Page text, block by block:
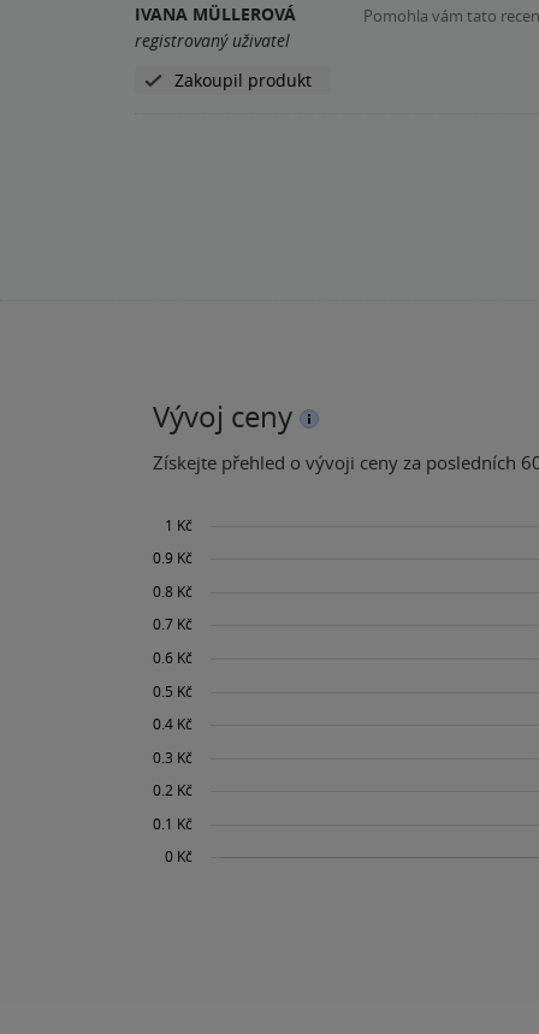
IVANA MÜLLEROVÁ
registrovaný uživatel
Zakoupil produkt
Pomohla vám tato
Vývoj ceny
Získejte přehled o vývoji ceny za posledních